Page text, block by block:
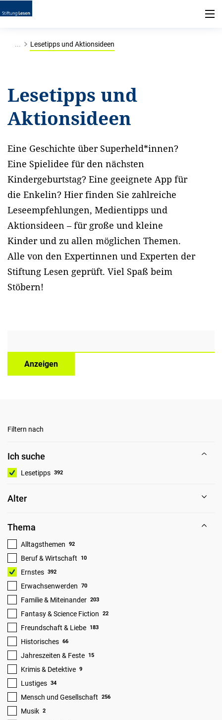
... Lesetipps und Aktionsideen
Lesetipps und
Aktionsideen
Eine Geschichte über Superheld*innen?
Eine Spielidee für den nächsten
Kindergeburtstag? Eine geeignete App für
die Enkelin? Hier finden Sie zahlreiche
Leseempfehlungen, Medientipps und
Aktionsideen – für große und kleine
Kinder und zu allen möglichen Themen.
Alle von den Expertinnen und Experten der
Stiftung Lesen geprüft. Viel Spaß beim
Stöbern!
Anzeigen
Filtern nach
Ich suche
Lesetipps 392
Alter
Thema
Alltagsthemen 92
Beruf & Wirtschaft 10
Ernstes 392
Erwachsenwerden 70
Familie & Miteinander 203
Fantasy & Science Fiction 22
Freundschaft & Liebe 183
Historisches 66
Jahreszeiten & Feste 15
Krimis & Detektive 9
Lustiges 34
Mensch und Gesellschaft 256
Musik 2